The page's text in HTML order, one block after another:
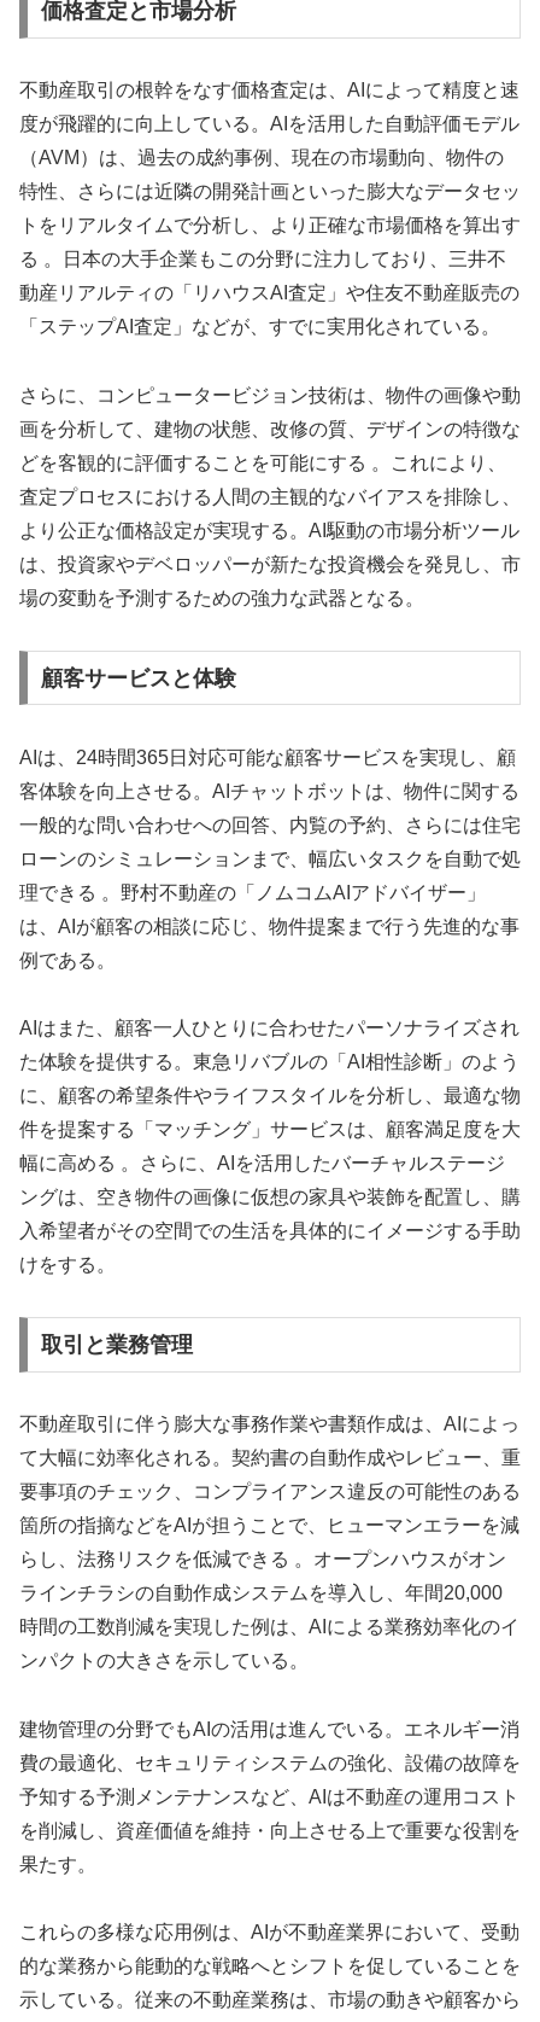
価格査定と市場分析
不動産取引の根幹をなす価格査定は、AIによって精度と速
度が飛躍的に向上している。AIを活用した自動評価モデル
（AVM）は、過去の成約事例、現在の市場動向、物件の
特性、さらには近隣の開発計画といった膨大なデータセッ
トをリアルタイムで分析し、より正確な市場価格を算出す
る 。日本の大手企業もこの分野に注力しており、三井不
動産リアルティの「リハウスAI査定」や住友不動産販売の
「ステップAI査定」などが、すでに実用化されている。
さらに、コンピュータービジョン技術は、物件の画像や動
画を分析して、建物の状態、改修の質、デザインの特徴な
どを客観的に評価することを可能にする 。これにより、
査定プロセスにおける人間の主観的なバイアスを排除し、
より公正な価格設定が実現する。AI駆動の市場分析ツール
は、投資家やデベロッパーが新たな投資機会を発見し、市
場の変動を予測するための強力な武器となる。
顧客サービスと体験
AIは、24時間365日対応可能な顧客サービスを実現し、顧
客体験を向上させる。AIチャットボットは、物件に関する
一般的な問い合わせへの回答、内覧の予約、さらには住宅
ローンのシミュレーションまで、幅広いタスクを自動で処
理できる 。野村不動産の「ノムコムAIアドバイザー」
は、AIが顧客の相談に応じ、物件提案まで行う先進的な事
例である。
AIはまた、顧客一人ひとりに合わせたパーソナライズされ
た体験を提供する。東急リバブルの「AI相性診断」のよう
に、顧客の希望条件やライフスタイルを分析し、最適な物
件を提案する「マッチング」サービスは、顧客満足度を大
幅に高める 。さらに、AIを活用したバーチャルステージ
ングは、空き物件の画像に仮想の家具や装飾を配置し、購
入希望者がその空間での生活を具体的にイメージする手助
けをする。
取引と業務管理
不動産取引に伴う膨大な事務作業や書類作成は、AIによっ
て大幅に効率化される。契約書の自動作成やレビュー、重
要事項のチェック、コンプライアンス違反の可能性のある
箇所の指摘などをAIが担うことで、ヒューマンエラーを減
らし、法務リスクを低減できる 。オープンハウスがオン
ラインチラシの自動作成システムを導入し、年間20,000
時間の工数削減を実現した例は、AIによる業務効率化のイ
ンパクトの大きさを示している。
建物管理の分野でもAIの活用は進んでいる。エネルギー消
費の最適化、セキュリティシステムの強化、設備の故障を
予知する予測メンテナンスなど、AIは不動産の運用コスト
を削減し、資産価値を維持・向上させる上で重要な役割を
果たす。
これらの多様な応用例は、AIが不動産業界において、受動
的な業務から能動的な戦略へとシフトを促していることを
示している。従来の不動産業務は、市場の動きや顧客から